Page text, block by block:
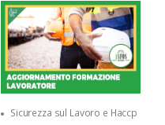
Sicurezza sul Lavoro e Haccp